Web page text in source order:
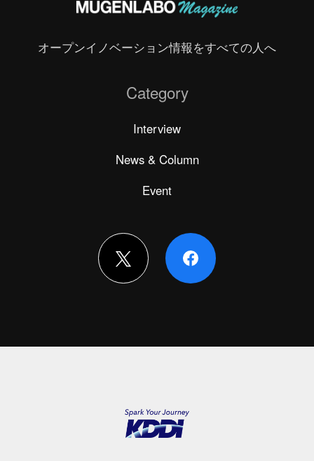
オープンイノベーション情報をすべての人へ
Category
Interview
News & Column
Event